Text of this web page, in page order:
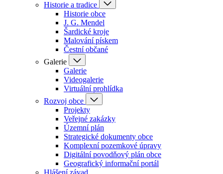
Historie a tradice
Historie obce
J. G. Mendel
Šardické kroje
Malování pískem
Čestní občané
Galerie
Galerie
Videogalerie
Virtuální prohlídka
Rozvoj obce
Projekty
Veřejné zakázky
Územní plán
Strategické dokumenty obce
Komplexní pozemkové úpravy
Digitální povodňový plán obce
Geografický informační portál
Hlášení závad